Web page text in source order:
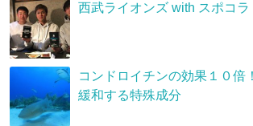
西武ライオンズ with スポコラ
コンドロイチンの効果１０倍
緩和する特殊成分